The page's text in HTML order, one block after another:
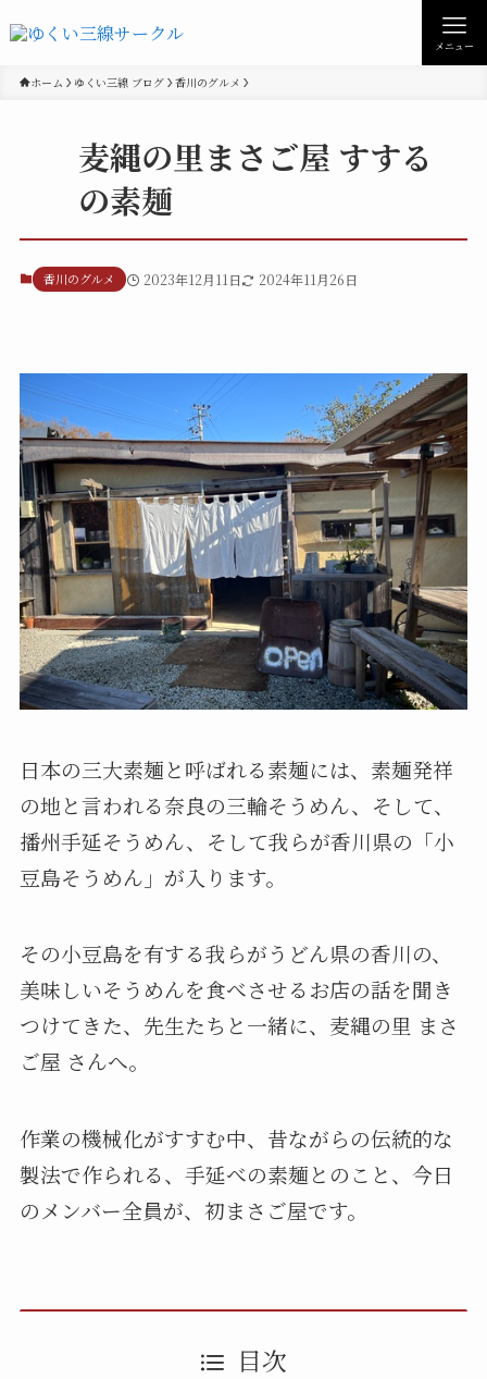
メニュー
ホーム ゆくい三線 ブログ 香川のグルメ
麦縄の里まさご屋 すする
の素麺
香川のグルメ 2023年12月11日 2024年11月26日
日本の三大素麺と呼ばれる素麺には、素麺発祥
の地と言われる奈良の三輪そうめん、そして、
播州手延そうめん、そして我らが香川県の「小
豆島そうめん」が入ります。
その小豆島を有する我らがうどん県の香川の、
美味しいそうめんを食べさせるお店の話を聞き
つけてきた、先生たちと一緒に、麦縄の里 まさ
ご屋 さんへ。
作業の機械化がすすむ中、昔ながらの伝統的な
製法で作られる、手延べの素麺とのこと、今日
のメンバー全員が、初まさご屋です。
目次